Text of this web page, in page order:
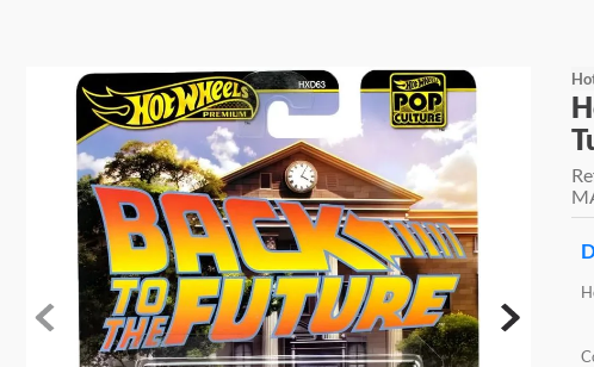
hot wheels
boneca
pokemon
jogos
rainbow high